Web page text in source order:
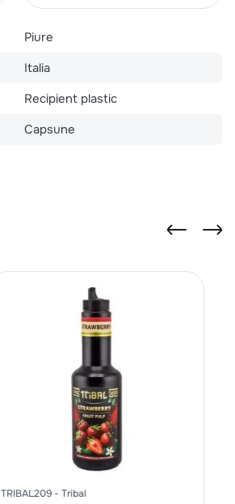
Piure
Italia
Recipient plastic
Capsune
TRIBAL209 Tribal